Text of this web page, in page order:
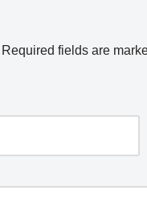
Required fields are